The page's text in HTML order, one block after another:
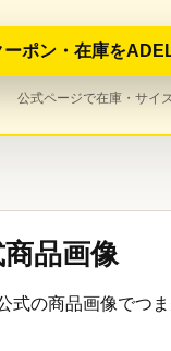
ーポン・在庫を
公式ページで在庫・サイ
品画像
式の商品画像でつ